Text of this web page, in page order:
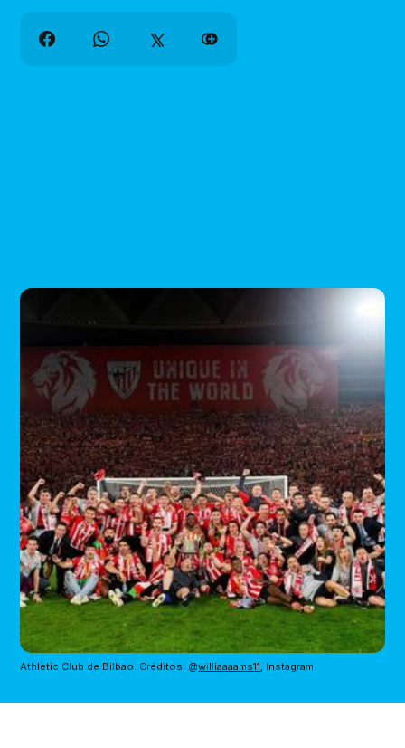
Athletic Club de Bilbao. Créditos: @williaaaams11, Instagram.